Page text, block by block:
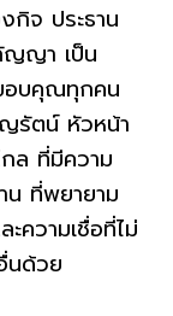
กิจ ประธาน
ญญา เป็น
อบคุณทุกคน
ญรัตน์ หัวหน้า
ล ที่มีความ
น ที่พยายาม
ความเชื่อที่ไม่
นด้วย